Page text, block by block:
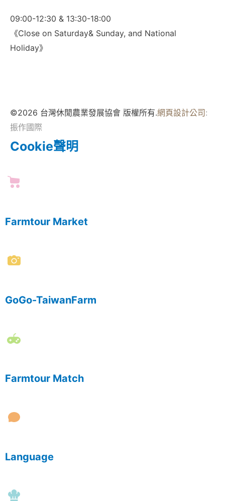
09:00-12:30 & 13:30-18:00
《Close on Saturday& Sunday, and National
Holiday》
©2026 台灣休閒農業發展協會 版權所有.網頁設計公司 :
振作國際
Cookie聲明
Farmtour Market
GoGo-TaiwanFarm
Farmtour Match
Language